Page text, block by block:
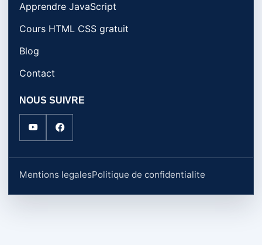
Apprendre JavaScript
Cours HTML CSS gratuit
Blog
Contact
NOUS SUIVRE
Mentions legalesPolitique de confidentialite